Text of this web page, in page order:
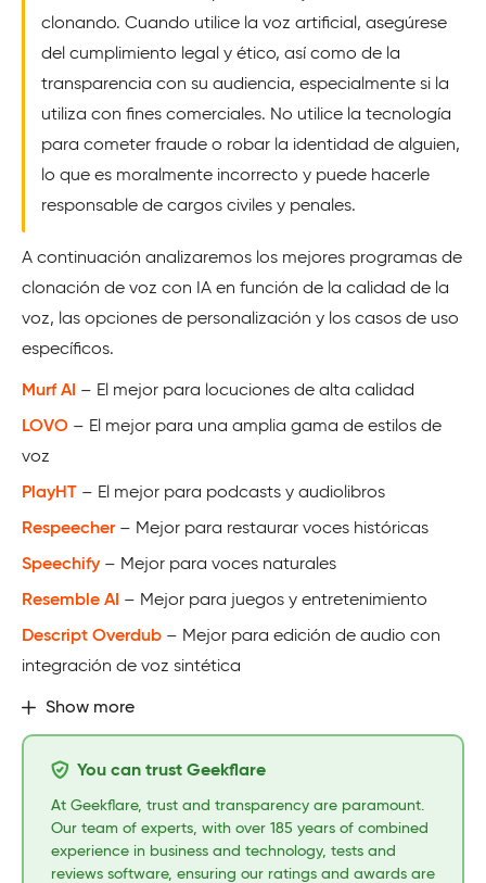
clonando. Cuando utilice la voz artificial, asegúrese
del cumplimiento legal y ético, así como de la
transparencia con su audiencia, especialmente si la
utiliza con fines comerciales. No utilice la tecnología
para cometer fraude o robar la identidad de alguien,
lo que es moralmente incorrecto y puede hacerle
responsable de cargos civiles y penales.
A continuación analizaremos los mejores programas de
clonación de voz con IA en función de la calidad de la
voz, las opciones de personalización y los casos de uso
específicos.
Murf AI – El mejor para locuciones de alta calidad
LOVO – El mejor para una amplia gama de estilos de
voz
PlayHT – El mejor para podcasts y audiolibros
Respeecher– Mejor para restaurar voces históricas
Speechify – Mejor para voces naturales
Resemble AI – Mejor para juegos y entretenimiento
Descript Overdub – Mejor para edición de audio con
integración de voz sintética
Show more
You can trust Geekflare
At Geekflare, trust and transparency are paramount.
Our team of experts, with over 185 years of combined
experience in business and technology, tests and
reviews software, ensuring our ratings and awards are